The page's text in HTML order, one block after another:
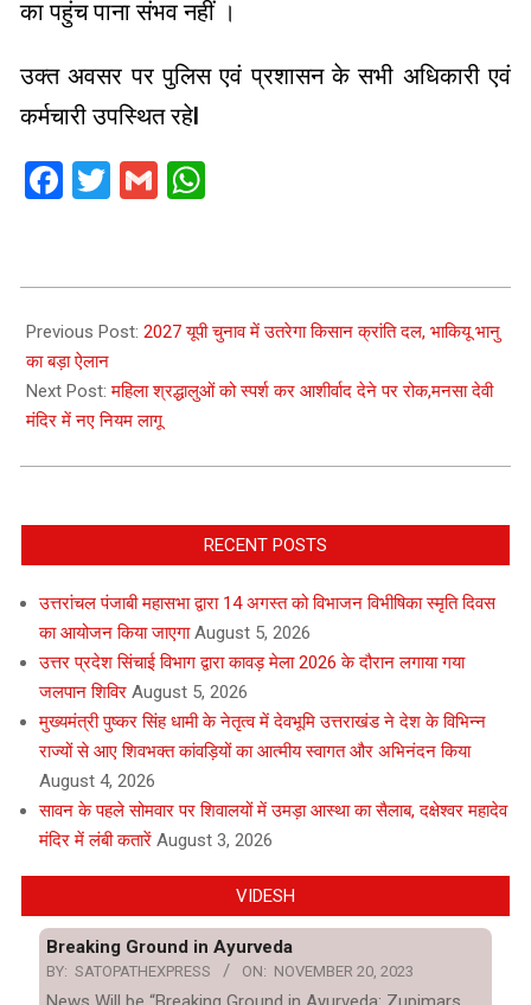
का पहुंच पाना संभव नहीं ।
उक्त अवसर पर पुलिस एवं प्रशासन के सभी अधिकारी एवं
कर्मचारी उपस्थित रहेl
Facebook
Twitter
Gmail
06-
13
Previous Post: 2027 यूपी चुनाव में उतरेगा किसान क्रांति दल, भाकियू भानु
का बड़ा ऐलान
Next Post:महिला श्रद्धालुओं को स्पर्श कर आशीर्वाद देने पर रोक,मनसा देवी
मंदिर में नए नियम लागू
RECENT POSTS
उत्तरांचल पंजाबी महासभा द्वारा 14 अगस्त को विभाजन विभीषिका स्मृति दिवस
का आयोजन किया जाएगा August 5, 2026
उत्तर प्रदेश सिंचाई विभाग द्वारा कावड़ मेला 2026 के दौरान लगाया गया
जलपान शिविर August 5, 2026
मुख्यमंत्री पुष्कर सिंह धामी के नेतृत्व में देवभूमि उत्तराखंड ने देश के विभिन्न
राज्यों से आए शिवभक्त कांवड़ियों का आत्मीय स्वागत और अभिनंदन किया
August 4, 2026
सावन के पहले सोमवार पर शिवालयों में उमड़ा आस्था का सैलाब, दक्षेश्वर महादेव
मंदिर में लंबी कतारें August 3, 2026
VIDESH
Breaking Ground in Ayurveda
BY: SATOPATHEXPRESS ON: NOVEMBER 20, 2023